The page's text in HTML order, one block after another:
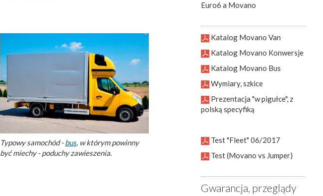
Typowy samochód -bus, w którym powinny
być miechy - poduchy zawieszenia.
Euro6 a Movano
Katalog Movano Van
Katalog Movano Konwersje
Katalog Movano Bus
Wymiary, szkice
Prezentacja "w pigułce", z
polską specyfiką
Test "Fleet" 06/2017
Test (Movano vs Jumper)
Gwarancja, przeglądy